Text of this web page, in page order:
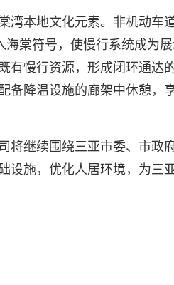
湾本地文化元素。非机动车
海棠符号，使慢行系统成为
有慢行资源，形成闭环通达
备降温设施的廊架中休憩，
将继续围绕三亚市委、市政
设施，优化人居环境，为三